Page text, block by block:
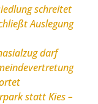
schreitet
Auslegung
darf
statt Kies –